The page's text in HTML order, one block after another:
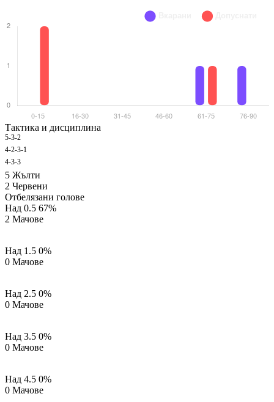
Тактика и дисциплина
5-3-2
4-2-3-1
4-3-3
5 Жълти
2 Червени
Отбелязани голове
Над 0.5 67%
2 Мачове
Над 1.5 0%
0 Мачове
Над 2.5 0%
0 Мачове
Над 3.5 0%
0 Мачове
Над 4.5 0%
0 Мачове